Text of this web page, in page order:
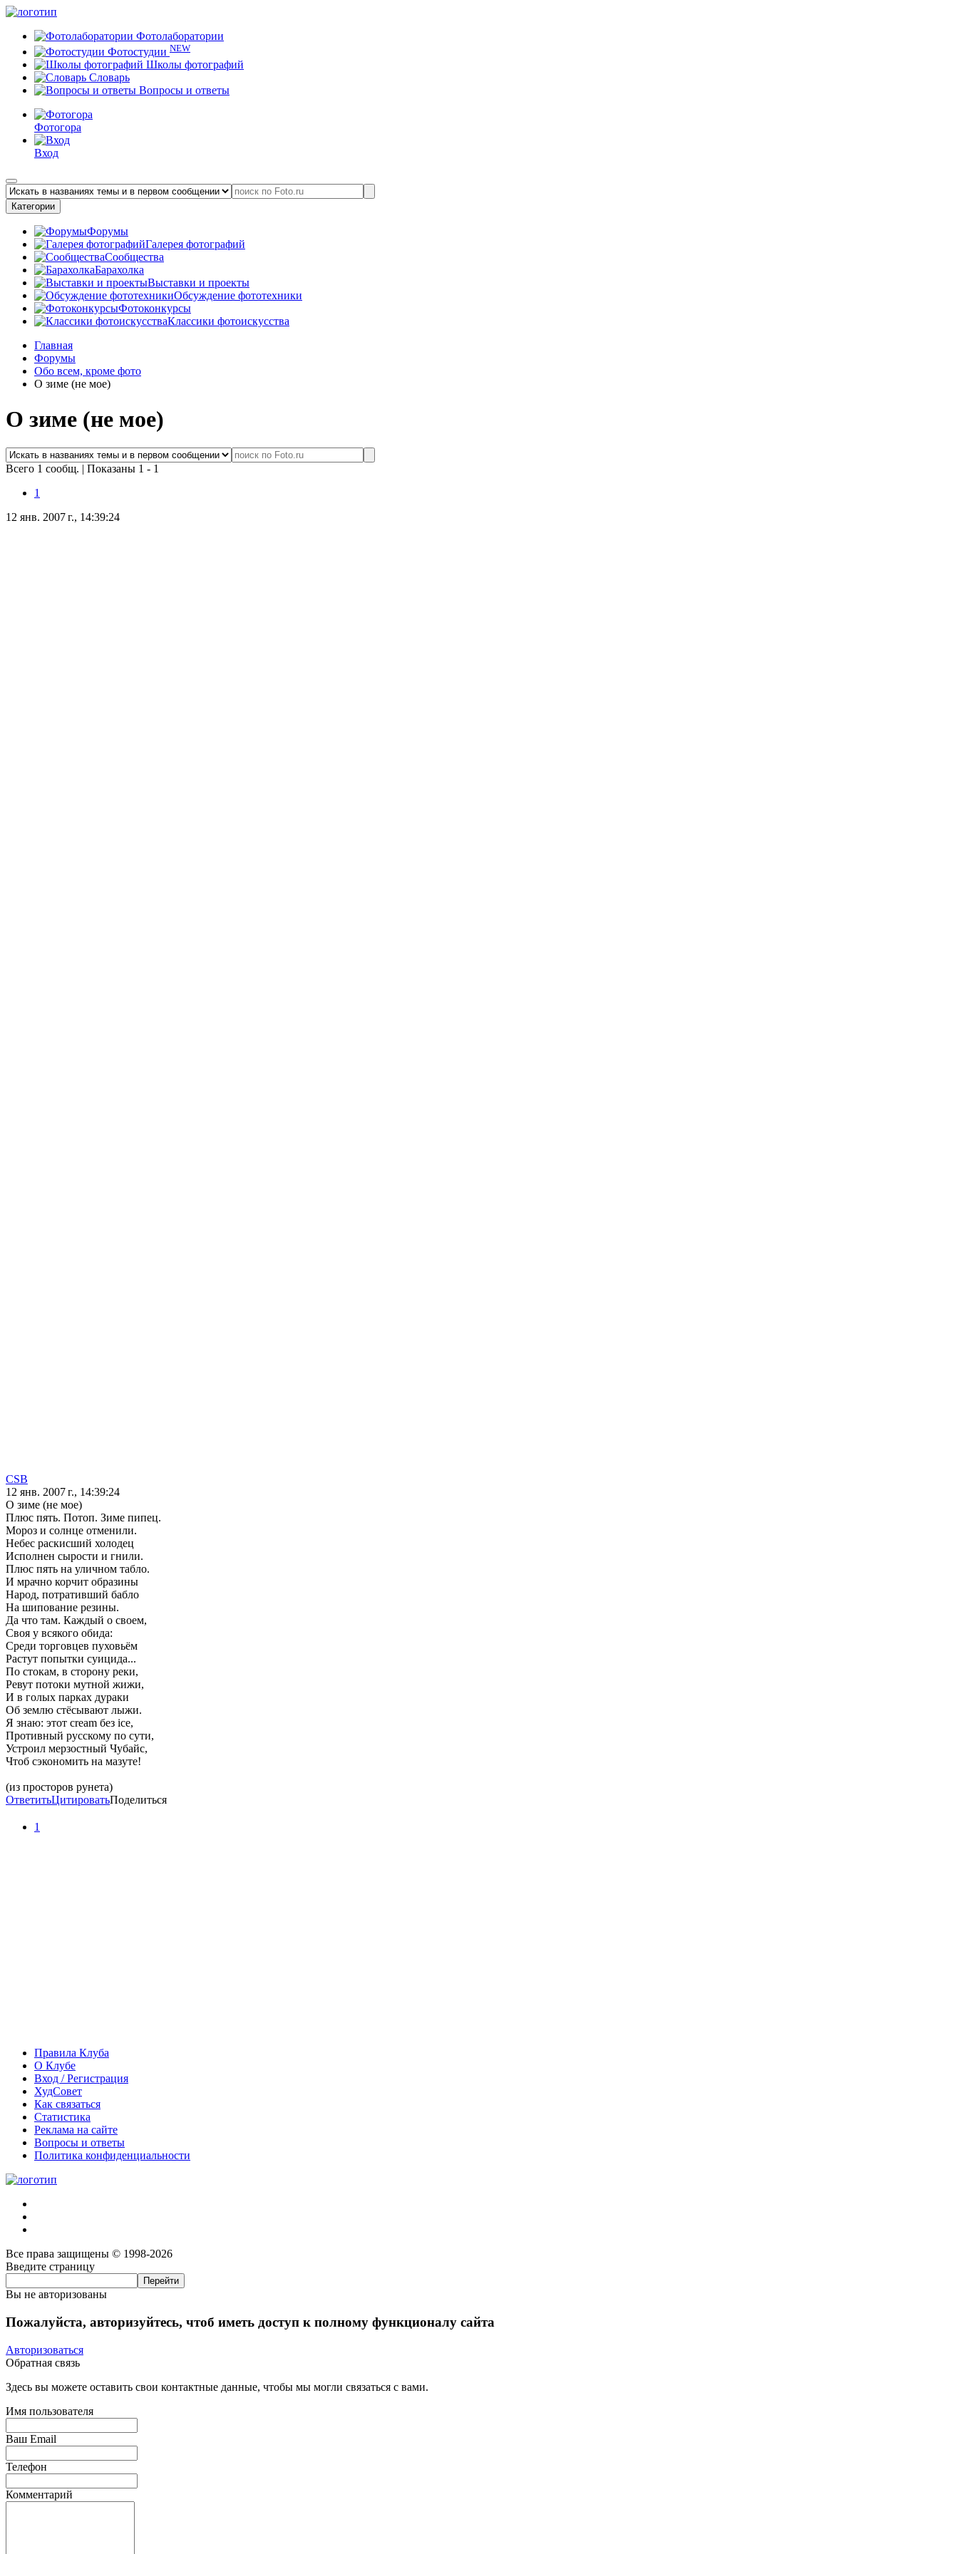
Фотолаборатории
Фотостудии NEW
Школы фотографий
Словарь
Вопросы и ответы
Фотогора
Вход
Категории
Форумы
Галерея фотографий
Сообщества
Барахолка
Выставки и проекты
Обсуждение фототехники
Фотоконкурсы
Классики фотоискусства
Главная
Форумы
Обо всем, кроме фото
О зиме (не мое)
О зиме (не мое)
Всего 1 сообщ. | Показаны 1 - 1
1
12 янв. 2007 г., 14:39:24
CSB
12 янв. 2007 г., 14:39:24
О зиме (не мое)
Плюс пять. Потоп. Зиме пипец.
Мороз и солнце отменили.
Небес раскисший холодец
Исполнен сырости и гнили.
Плюс пять на уличном табло.
И мрачно корчит образины
Народ, потративший бабло
На шипование резины.
Да что там. Каждый о своем,
Своя у всякого обида:
Среди торговцев пуховьём
Растут попытки суицида...
По стокам, в сторону реки,
Ревут потоки мутной жижи,
И в голых парках дураки
Об землю стёсывают лыжи.
Я знаю: этот cream без ice,
Противный русскому по сути,
Устроил мерзостный Чубайс,
Чтоб сэкономить на мазуте!
(из просторов рунета)
ОтветитьЦитироватьПоделиться
1
Правила Клуба
О Клубе
Вход / Регистрация
ХудСовет
Как связаться
Статистика
Реклама на сайте
Вопросы и ответы
Политика конфиденциальности
Все права защищены © 1998-2026
Введите страницу
Вы не авторизованы
Пожалуйста, авторизуйтесь, чтоб иметь доступ к полному функционалу сайта
Авторизоваться
Обратная связь
Здесь вы можете оставить свои контактные данные, чтобы мы могли связаться с вами.
Имя пользователя
Ваш Email
Телефон
Комментарий